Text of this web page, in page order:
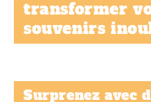
transformer
souvenirs
Surprenez avec